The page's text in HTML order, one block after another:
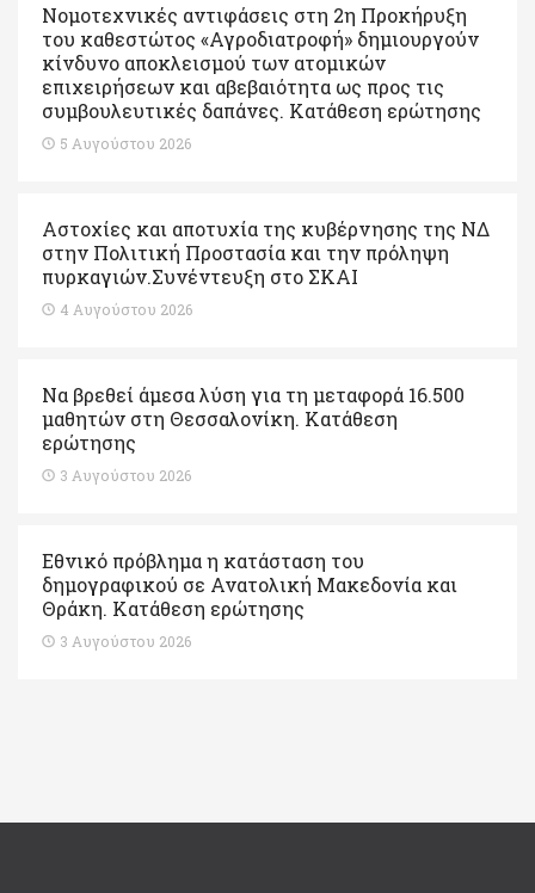
Νομοτεχνικές αντιφάσεις στη 2η Προκήρυξη
του καθεστώτος «Αγροδιατροφή» δημιουργούν
κίνδυνο αποκλεισμού των ατομικών
επιχειρήσεων και αβεβαιότητα ως προς τις
συμβουλευτικές δαπάνες. Κατάθεση ερώτησης
5 Αυγούστου 2026
Αστοχίες και αποτυχία της κυβέρνησης της ΝΔ
στην Πολιτική Προστασία και την πρόληψη
πυρκαγιών.Συνέντευξη στο ΣΚΑΙ
4 Αυγούστου 2026
Να βρεθεί άμεσα λύση για τη μεταφορά 16.500
μαθητών στη Θεσσαλονίκη. Κατάθεση
ερώτησης
3 Αυγούστου 2026
Εθνικό πρόβλημα η κατάσταση του
δημογραφικού σε Ανατολική Μακεδονία και
Θράκη. Κατάθεση ερώτησης
3 Αυγούστου 2026